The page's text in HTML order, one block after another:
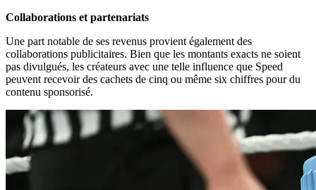
Collaborations et partenariats
Une part notable de ses revenus provient également des
collaborations publicitaires. Bien que les montants exacts ne soient
pas divulgués, les créateurs avec une telle influence que Speed
peuvent recevoir des cachets de cinq ou même six chiffres pour du
contenu sponsorisé.